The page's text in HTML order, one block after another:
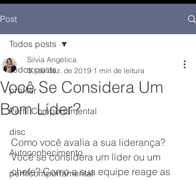
Post
Todos posts
profiler
Perfil Comportamental
disc
Autoconhecimento
perfilcomportamental
Todos posts
Você Se Considera Um
Bom Líder?
Silvia Angélica
30 de dez. de 2019 1 min de leitura
Como você avalia a sua liderança?
Você se considera um líder ou um
chefe? Como a sua equipe reage as